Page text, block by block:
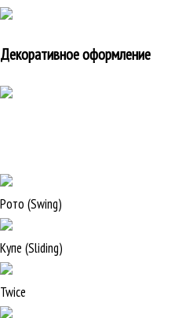
Декоративное оформление
Рото (Swing)
Купе (Sliding)
Twice